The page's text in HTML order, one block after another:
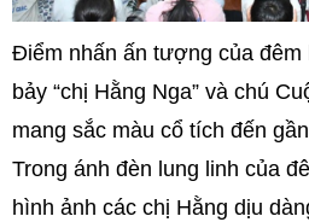
Điểm nhấn ấn tượng của đêm
bảy “chị Hằng Nga” và chú
mang sắc màu cổ tích đến
Trong ánh đèn lung linh của
hình ảnh các chị Hằng dịu